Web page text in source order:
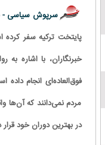
سرپوش سیاسی -
پایتخت ترکیه سفر
خبرنگاران، با اشاره
فوق‌العاده‌ای انجام
مردم نمی‌دانند که آن‌ها
در بهترین دوران خود